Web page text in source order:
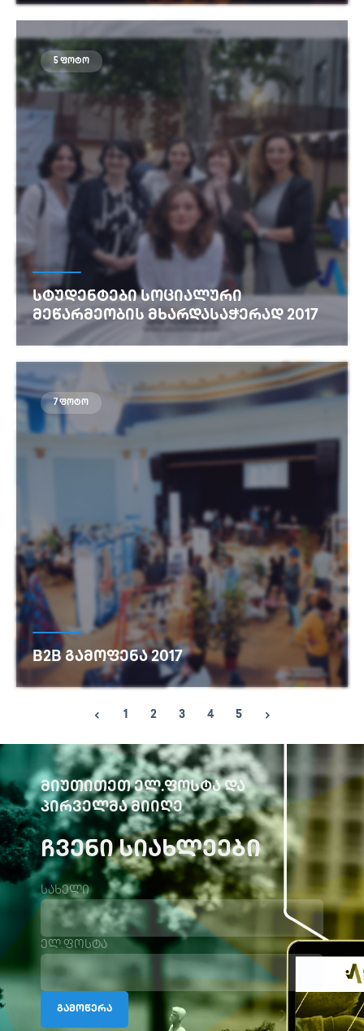
5 ფოტო
ᲡᲢᲣᲓᲔᲜᲢᲔᲑᲘ ᲡᲝᲪᲘᲐᲚᲣᲠᲘ
ᲛᲔᲬᲐᲠᲛᲔᲝᲑᲘᲡ ᲛᲮᲐᲠᲓᲐᲡᲐᲭᲔᲠᲐᲓ 2017
7 ფოტო
B2B ᲒᲐᲛᲝᲤᲔᲜᲐ 2017
იხილეთ მეტი1 2 3 4 5
ᲛᲘᲣᲗᲘᲗᲔᲗ ᲔᲚ.ᲤᲝᲡᲢᲐ ᲓᲐ
ᲞᲘᲠᲕᲔᲚᲛᲐ ᲛᲘᲘᲦᲔ
ᲩᲕᲔᲜᲘ ᲡᲘᲐᲮᲚᲔᲔᲑᲘ
სახელი
ელ.ფოსტა
გამოწერა